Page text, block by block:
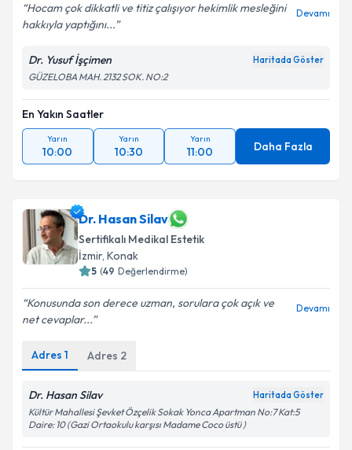
Hocam çok dikkatli ve titiz çalışıyor hekimlik mesleğini
hakkıyla yaptığını...
Devamı
Dr. Yusuf İşçimen Haritada Göster
GÜZELOBA MAH. 2132 SOK. NO:2
En Yakın Saatler
Yarın
10:00
Yarın
10:30
Yarın
11:00 Daha Fazla
Dr. Hasan Silav
Sertifikalı Medikal Estetik
İzmir, Konak
5 (49 Değerlendirme)
Konusunda son derece uzman, sorulara çok açık ve
net cevaplar...
Devamı
Adres 1 Adres 2
Dr. Hasan Silav Haritada Göster
Kültür Mahallesi Şevket Özçelik Sokak Yonca Apartman No:7 Kat:5
Daire: 10 (Gazi Ortaokulu karşısı Madame Coco üstü )